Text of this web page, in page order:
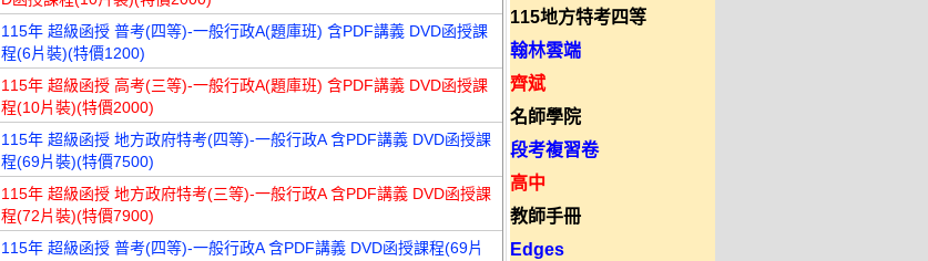
115年 超級函授 普考(四等)-一般行政A(題庫班) 含PDF講義 DVD函授課
程(6片裝)(特價1200)
115年 超級函授 高考(三等)-一般行政A(題庫班) 含PDF講義 DVD函授課
程(10片裝)(特價2000)
115年 超級函授 地方政府特考(四等)-一般行政A 含PDF講義 DVD函授課
程(69片裝)(特價7500)
115年 超級函授 地方政府特考(三等)-一般行政A 含PDF講義 DVD函授課
程(72片裝)(特價7900)
115年 超級函授 普考(四等)-一般行政A 含PDF講義 DVD函授課程(69片
115地方特考四等
翰林雲端
齊斌
名師學院
段考複習卷
高中
教師手冊
Edges